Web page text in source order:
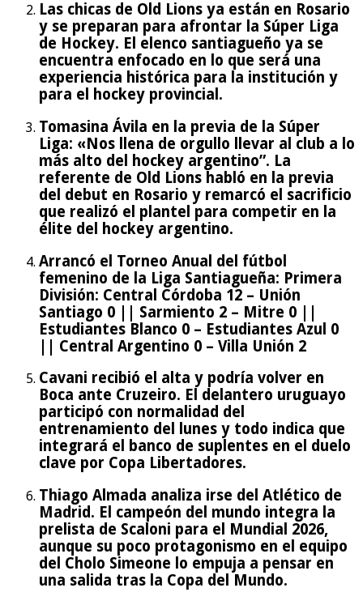
Las chicas de Old Lions ya están en Rosario
y se preparan para afrontar la Súper Liga
de Hockey. El elenco santiagueño ya se
encuentra enfocado en lo que será una
experiencia histórica para la institución y
para el hockey provincial.
Tomasina Ávila en la previa de la Súper
Liga: «Nos llena de orgullo llevar al club a lo
más alto del hockey argentino”. La
referente de Old Lions habló en la previa
del debut en Rosario y remarcó el sacrificio
que realizó el plantel para competir en la
élite del hockey argentino.
Arrancó el Torneo Anual del fútbol
femenino de la Liga Santiagueña: Primera
División: Central Córdoba 12 – Unión
Santiago 0 || Sarmiento 2 – Mitre 0 ||
Estudiantes Blanco 0 – Estudiantes Azul 0
|| Central Argentino 0 – Villa Unión 2
Cavani recibió el alta y podría volver en
Boca ante Cruzeiro. El delantero uruguayo
participó con normalidad del
entrenamiento del lunes y todo indica que
integrará el banco de suplentes en el duelo
clave por Copa Libertadores.
Thiago Almada analiza irse del Atlético de
Madrid. El campeón del mundo integra la
prelista de Scaloni para el Mundial 2026,
aunque su poco protagonismo en el equipo
del Cholo Simeone lo empuja a pensar en
una salida tras la Copa del Mundo.